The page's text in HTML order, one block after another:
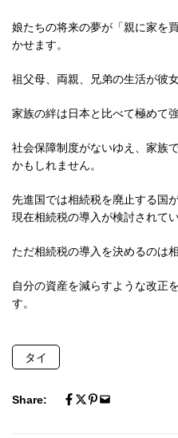
娘たちの将来の夢が「親に家を
かせます。
祖父母、両親、兄弟の生活が彼
家族の絆は日本と比べて極めて強
社会保障制度がないゆえ、家族
かもしれません。
先進国では相続税を廃止する国
現在相続税の導入が検討されてい
ただ相続税の導入を決めるのは
自分の資産を減らすような改正
す。
タイ
Share: